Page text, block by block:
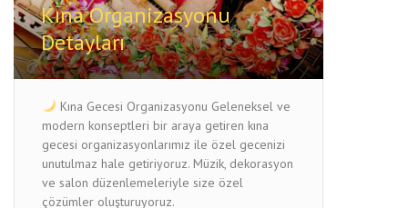
Kına Organizasyonu
Detayları
Kına Gecesi Organizasyonu Geleneksel ve
modern konseptleri bir araya getiren kına
gecesi organizasyonlarımız ile özel gecenizi
unutulmaz hale getiriyoruz. Müzik, dekorasyon
ve salon düzenlemeleriyle size özel
çözümler oluşturuyoruz.